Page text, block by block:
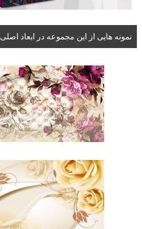
نمونه هایی از این مجموعه در ابعاد اصلی